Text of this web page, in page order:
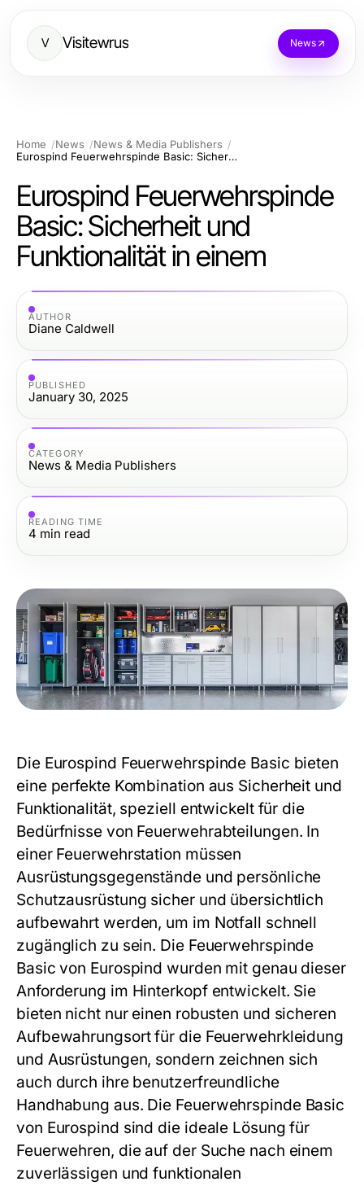
V Visitewrus News
Home News
News & Media Publishers
Eurospind Feuerwehrspinde Basic: Sicherheit und Funktionalität in einem
Eurospind Feuerwehrspinde
Basic: Sicherheit und
Funktionalität in einem
AUTHOR
Diane Caldwell
PUBLISHED
January 30, 2025
CATEGORY
News & Media Publishers
READING TIME
4 min read
Die Eurospind Feuerwehrspinde Basic bieten
eine perfekte Kombination aus Sicherheit und
Funktionalität, speziell entwickelt für die
Bedürfnisse von Feuerwehrabteilungen. In
einer Feuerwehrstation müssen
Ausrüstungsgegenstände und persönliche
Schutzausrüstung sicher und übersichtlich
aufbewahrt werden, um im Notfall schnell
zugänglich zu sein. Die Feuerwehrspinde
Basic von Eurospind wurden mit genau dieser
Anforderung im Hinterkopf entwickelt. Sie
bieten nicht nur einen robusten und sicheren
Aufbewahrungsort für die Feuerwehrkleidung
und Ausrüstungen, sondern zeichnen sich
auch durch ihre benutzerfreundliche
Handhabung aus. Die Feuerwehrspinde Basic
von Eurospind sind die ideale Lösung für
Feuerwehren, die auf der Suche nach einem
zuverlässigen und funktionalen